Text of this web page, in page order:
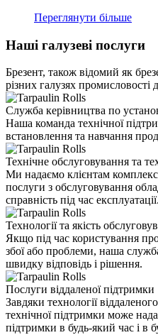
Переглянути більше
Наші галузеві послуги
Брезент, також відомий як
різних галузях промисловості
Служба керівництва по
Наша команда технічної
встановлення та навчання
Технічне обслуговування та
Ми надаємо клієнтам
послуги з обслуговування
справність під час
Технології та якість
Якщо під час користування
збої або проблеми, наша
швидку відповідь і рішення.
Послуги віддаленої підтримки
Завдяки технології
технічної підтримки може
підтримки в будь-який час і в